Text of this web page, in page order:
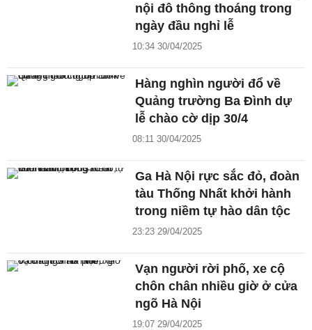
nội đô thông thoáng trong
ngày đầu nghỉ lễ
10:34 30/04/2025
Hàng nghìn người đổ về
Quảng trường Ba Đình dự
lễ chào cờ dịp 30/4
08:11 30/04/2025
Ga Hà Nội rực sắc đỏ, đoàn
tàu Thống Nhất khởi hành
trong niềm tự hào dân tộc
23:23 29/04/2025
Vạn người rời phố, xe cộ
chôn chân nhiều giờ ở cửa
ngõ Hà Nội
19:07 29/04/2025